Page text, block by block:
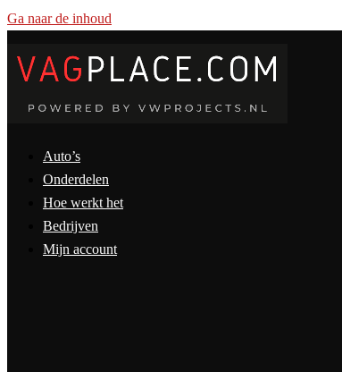
Ga naar de inhoud
Auto’s
Onderdelen
Hoe werkt het
Bedrijven
Mijn account